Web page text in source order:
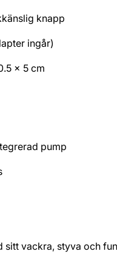
knapp
ingår)
x 5 cm
pump
sitt vackra, styva och